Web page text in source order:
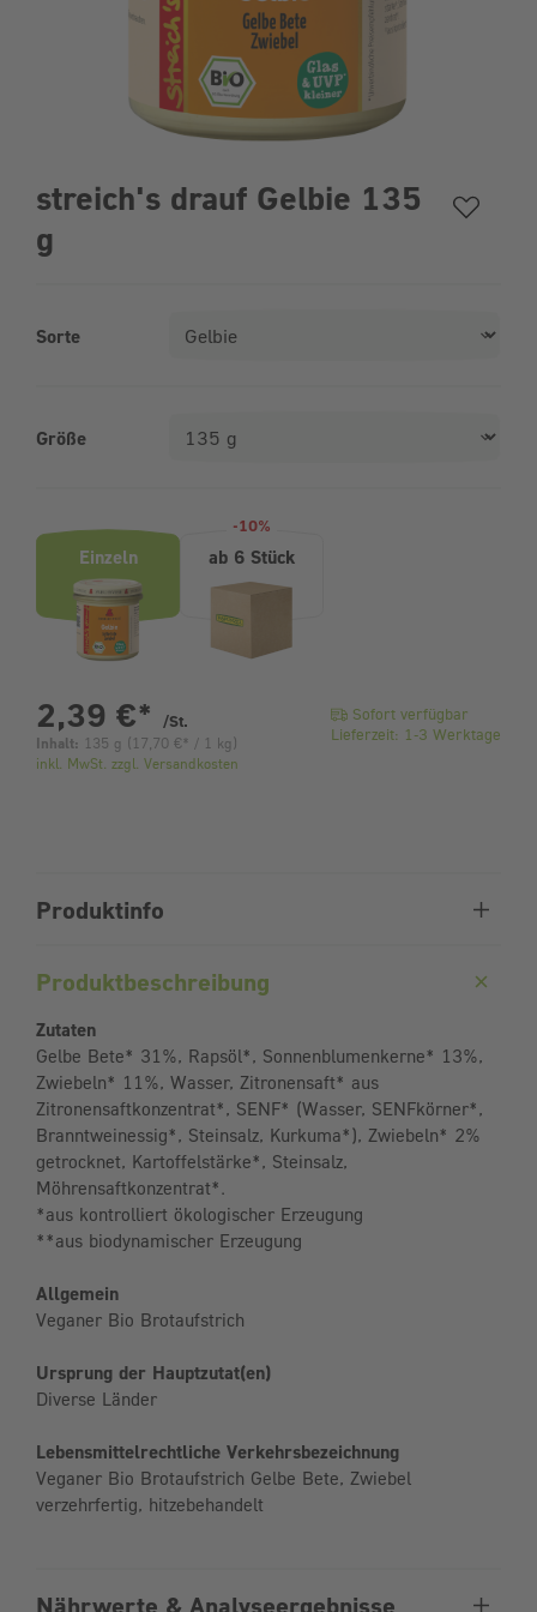
streich's drauf Gelbie 135
g
Sorte
Größe
Einzeln
-10%
ab 6 Stück
2,39 €* /St.
Inhalt: 135 g ( 17,70 € * / 1 kg)
inkl. MwSt. zzgl. Versandkosten
Sofort verfügbar
Lieferzeit: 1-3 Werktage
Produktinfo
Produktbeschreibung
Zutaten
Gelbe Bete* 31%, Rapsöl*, Sonnenblumenkerne* 13%,
Zwiebeln* 11%, Wasser, Zitronensaft* aus
Zitronensaftkonzentrat*, SENF* (Wasser, SENFkörner*,
Branntweinessig*, Steinsalz, Kurkuma*), Zwiebeln* 2%
getrocknet, Kartoffelstärke*, Steinsalz,
Möhrensaftkonzentrat*.
*aus kontrolliert ökologischer Erzeugung
**aus biodynamischer Erzeugung
Allgemein
Veganer Bio Brotaufstrich
Ursprung der Hauptzutat(en)
Diverse Länder
Lebensmittelrechtliche Verkehrsbezeichnung
Veganer Bio Brotaufstrich Gelbe Bete, Zwiebel
verzehrfertig, hitzebehandelt
Nährwerte & Analyseergebnisse